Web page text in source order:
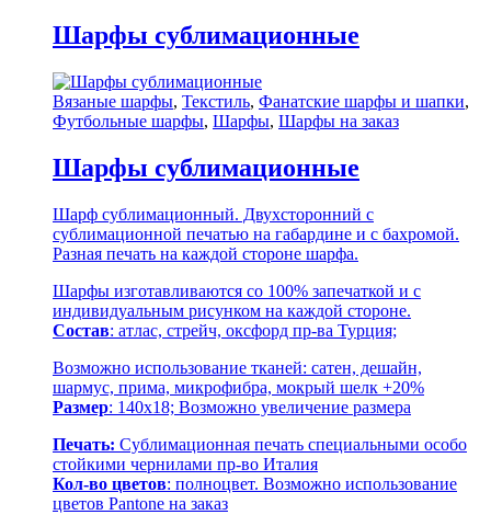
Шарфы сублимационные
Вязаные шарфы, Текстиль, Фанатские шарфы и шапки,
Футбольные шарфы, Шарфы, Шарфы на заказ
Шарфы сублимационные
Шарф сублимационный. Двухсторонний с
сублимационной печатью на габардине и с бахромой.
Разная печать на каждой стороне шарфа.
Шарфы изготавливаются со 100% запечаткой и с
индивидуальным рисунком на каждой стороне.
Состав: атлас, стрейч, оксфорд пр-ва Турция;
Возможно использование тканей: сатен, дешайн,
шармус, прима, микрофибра, мокрый шелк +20%
Размер: 140х18; Возможно увеличение размера
Печать: Сублимационная печать специальными особо
стойкими чернилами пр-во Италия
Кол-во цветов: полноцвет. Возможно использование
цветов Pantone на заказ